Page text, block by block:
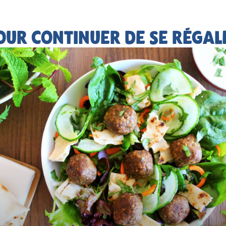
CONTINUER DE SE